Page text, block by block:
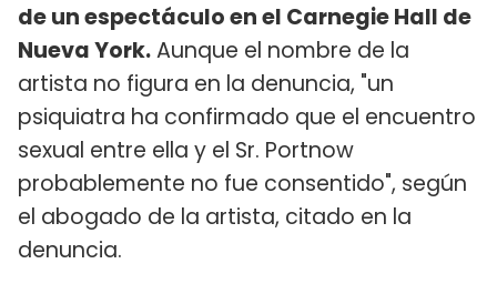
de un espectáculo en el Carnegie Hall de
Nueva York.Aunque el nombre de la
artista no figura en la denuncia, "un
psiquiatra ha confirmado que el encuentro
sexual entre ella y el Sr. Portnow
probablemente no fue consentido", según
el abogado de la artista, citado en la
denuncia.